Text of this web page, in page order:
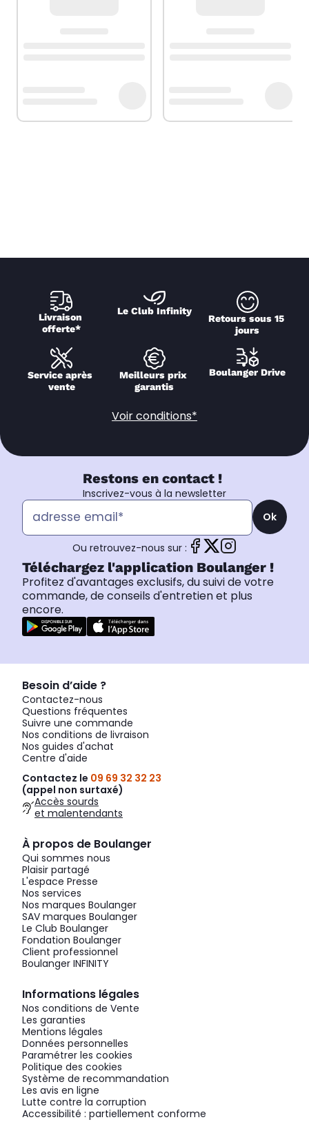
Livraison
offerte*
Le Club Infinity
Retours sous 15
jours
Service après
vente
Meilleurs prix
garantis
Boulanger Drive
Voir conditions*
Restons en contact !
Inscrivez-vous à la newsletter
Ok
Ou retrouvez-nous sur :
Téléchargez l'application Boulanger !
Profitez d'avantages exclusifs, du suivi de votre
commande, de conseils d'entretien et plus
encore.
Besoin d’aide ?
Contactez-nous
Questions fréquentes
Suivre une commande
Nos conditions de livraison
Nos guides d'achat
Centre d'aide
Contactez le 09 69 32 32 23
(appel non surtaxé)
Accès sourds
et malentendants
À propos de Boulanger
Qui sommes nous
Plaisir partagé
L'espace Presse
Nos services
Nos marques Boulanger
SAV marques Boulanger
Le Club Boulanger
Fondation Boulanger
Client professionnel
Boulanger INFINITY
Informations légales
Nos conditions de Vente
Les garanties
Mentions légales
Données personnelles
Paramétrer les cookies
Politique des cookies
Système de recommandation
Les avis en ligne
Lutte contre la corruption
Accessibilité : partiellement conforme